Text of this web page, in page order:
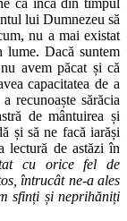
lui Dumnezeu să
nu a mai existat
Dacă suntem
avem păcat și că
capacitatea de a
recunoaște sărăcia
de mântuirea și
și să ne facă iarăși
lectură de astăzi în
cu orice fel de
întrucât ne-a ales
sfinți și neprihăniți